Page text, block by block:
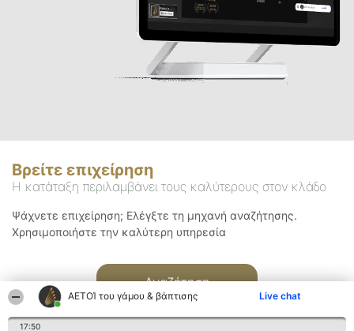
ΑΕΤΟΊ του γάμου & βάπτισης Live chat
17:50
Βρείτε επιχείρηση
Η κατάταξη περιλαμβάνει τους καλύτερους στον κλάδο
Ψάχνετε επιχείρηση; Ελέγξτε τη μηχανή αναζήτησης.
Χρησιμοποιήστε την καλύτερη υπηρεσία
Αναζήτηση